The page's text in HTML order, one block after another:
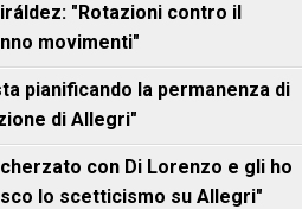
"Rotazioni contro il
movimenti"
pianificando la permanenza di
di Allegri"
con Di Lorenzo e gli ho
lo scetticismo su Allegri"